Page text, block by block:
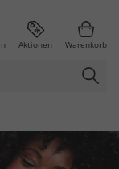
Aktionen Warenkorb